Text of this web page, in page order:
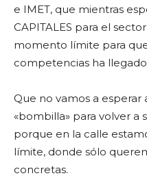
e IMET, que mientras
CAPITALES para el
momento límite para
competencias ha llegado
Que no vamos a esperar
«bombilla» para volver a
porque en la calle
límite, donde sólo
concretas.